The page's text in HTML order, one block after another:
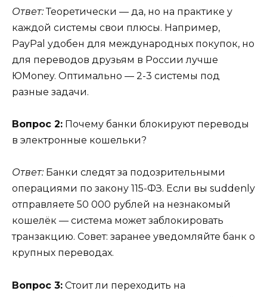
Ответ:Теоретически — да, но на практике у
каждой системы свои плюсы. Например,
PayPal удобен для международных покупок, но
для переводов друзьям в России лучше
ЮMoney. Оптимально — 2-3 системы под
разные задачи.
Вопрос 2: Почему банки блокируют переводы
в электронные кошельки?
Ответ:Банки следят за подозрительными
операциями по закону 115-ФЗ. Если вы suddenly
отправляете 50 000 рублей на незнакомый
кошелёк — система может заблокировать
транзакцию. Совет: заранее уведомляйте банк о
крупных переводах.
Вопрос 3: Стоит ли переходить на